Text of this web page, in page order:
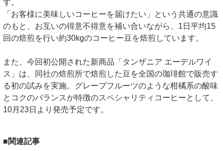
す。
「お客様に美味しいコーヒーを届けたい」という共通の意識
のもと、お互いの得意不得意を補い合いながら、1日平均15
回の焙煎を行い約30kgのコーヒー豆を焙煎しています。
また、今回初公開された新商品「タンザニア エーデルワイ
ス」は、同社の焙煎所で焙煎した豆を全国の珈琲館で販売す
る初の試みを実施。グレープフルーツのような柑橘系の酸味
とコクのバランスが特徴のスペシャリティコーヒーとして、
10月23日より発売予定です。
■関連記事